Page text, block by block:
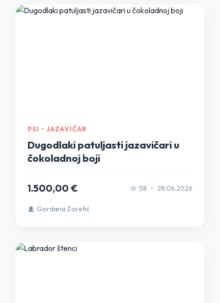
PSI • JAZAVIČAR
Dugodlaki patuljasti jazavičari u
čokoladnoj boji
1.500,00 € 58 • 28.06.2026
Gordana Zoretić